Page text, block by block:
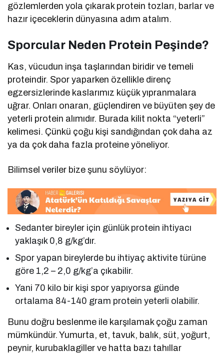
gözlemlerden yola çıkarak protein tozları, barlar ve
hazır içeceklerin dünyasına adım atalım.
Sporcular Neden Protein Peşinde?
Kas, vücudun inşa taşlarından biridir ve temeli
proteindir. Spor yaparken özellikle direnç
egzersizlerinde kaslarımız küçük yıpranmalara
uğrar. Onları onaran, güçlendiren ve büyüten şey de
yeterli protein alımıdır. Burada kilit nokta “yeterli”
kelimesi. Çünkü çoğu kişi sandığından çok daha az
ya da çok daha fazla proteine yöneliyor.
Bilimsel veriler bize şunu söylüyor:
Sedanter bireyler için günlük protein ihtiyacı
yaklaşık 0,8 g/kg’dır.
Spor yapan bireylerde bu ihtiyaç aktivite türüne
göre 1,2 – 2,0 g/kg’a çıkabilir.
Yani 70 kilo bir kişi spor yapıyorsa günde
ortalama 84-140 gram protein yeterli olabilir.
Bunu doğru beslenme ile karşılamak çoğu zaman
mümkündür. Yumurta, et, tavuk, balık, süt, yoğurt,
peynir, kurubaklagiller ve hatta bazı tahıllar